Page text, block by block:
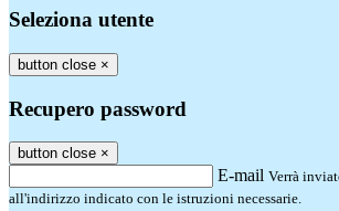
Seleziona utente
button close ×
Recupero password
button close ×
E-mail Verrà
all'indirizzo indicato con le istruzioni necessarie.